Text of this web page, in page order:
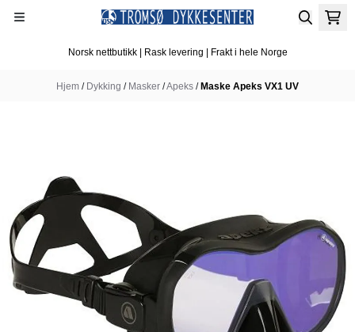
Hopp til innhold
Norsk nettbutikk | Rask levering | Frakt i hele Norge
Hjem / Dykking / Masker /Apeks /Maske Apeks VX1 UV